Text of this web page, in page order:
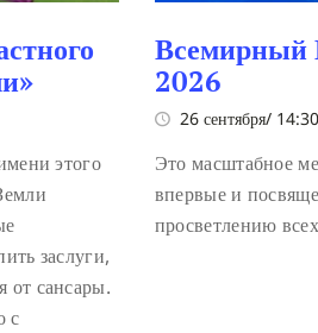
этого
заслуги,
от сансары.
с
Всемирный
2026
26 сентября/ 14:30
Это масштабное
впервые и
просветлению